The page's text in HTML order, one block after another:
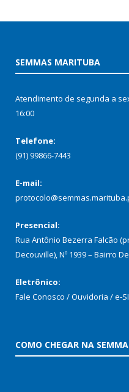
SEMMAS MARITUBA
Atendimento de segunda a
16:00
Telefone:
(91) 99866-7443
E-mail:
Presencial:
Rua Antônio Bezerra Falcão
Decouville), Nº 1939 – Bairro
Eletrônico:
Fale Conosco / Ouvidoria / e-
COMO CHEGAR NA